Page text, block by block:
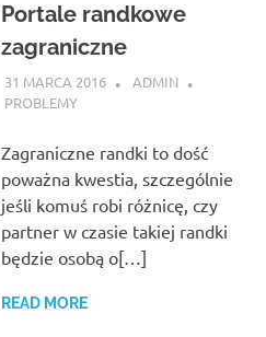
Portale randkowe
zagraniczne
31 MARCA 2016
ADMIN
PROBLEMY
Zagraniczne randki to dość
poważna kwestia, szczególnie
jeśli komuś robi różnicę, czy
partner w czasie takiej randki
będzie osobą o[…]
READ MORE